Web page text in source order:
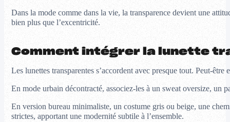
Dans la mode comme dans la vie, la transparence devient une
bien plus que l’excentricité.
Comment intégrer la lunette
Les lunettes transparentes s’accordent avec presque tout. Peut-
En mode urbain décontracté, associez-les à un sweat oversize, un
En version bureau minimaliste, un costume gris ou beige, une
strictes, apportant une modernité subtile à l’ensemble.